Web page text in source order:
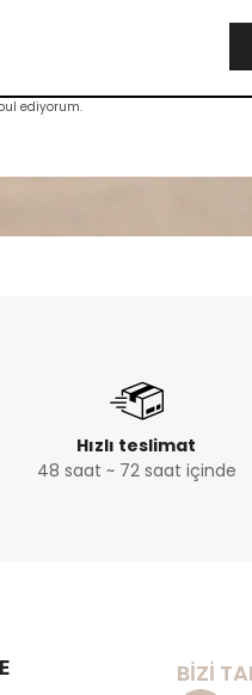
ediyorum.
Hızlı teslimat
48 saat ~ 72 saat içinde
BİZİ